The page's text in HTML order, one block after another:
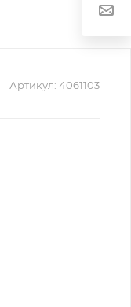
Артикул: 4061103